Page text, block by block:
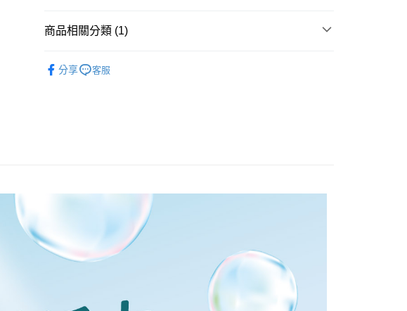
悠遊付
運送方式
每筆NT$100，滿NT$699(含以上)免運費
商品相關分類 (1)
分享
客服